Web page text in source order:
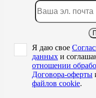
Я даю свое
данных и
отношении
Договора-оферты
файлов cookie.